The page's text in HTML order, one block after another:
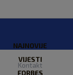
NAJNOVIJE
VIJESTI
FORBES
Kontakt
O nama